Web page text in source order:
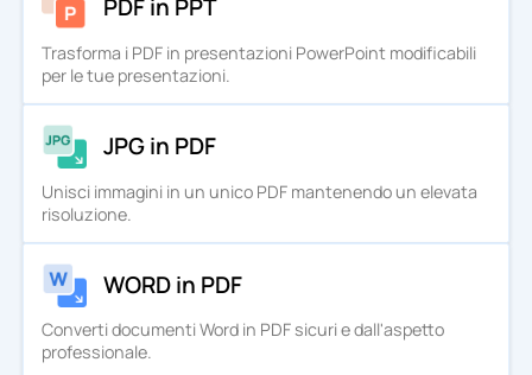
PDF in PPT
Trasforma i PDF in presentazioni PowerPoint modificabili
per le tue presentazioni.
JPG in PDF
Unisci immagini in un unico PDF mantenendo un elevata
risoluzione.
WORD in PDF
Converti documenti Word in PDF sicuri e dall'aspetto
professionale.